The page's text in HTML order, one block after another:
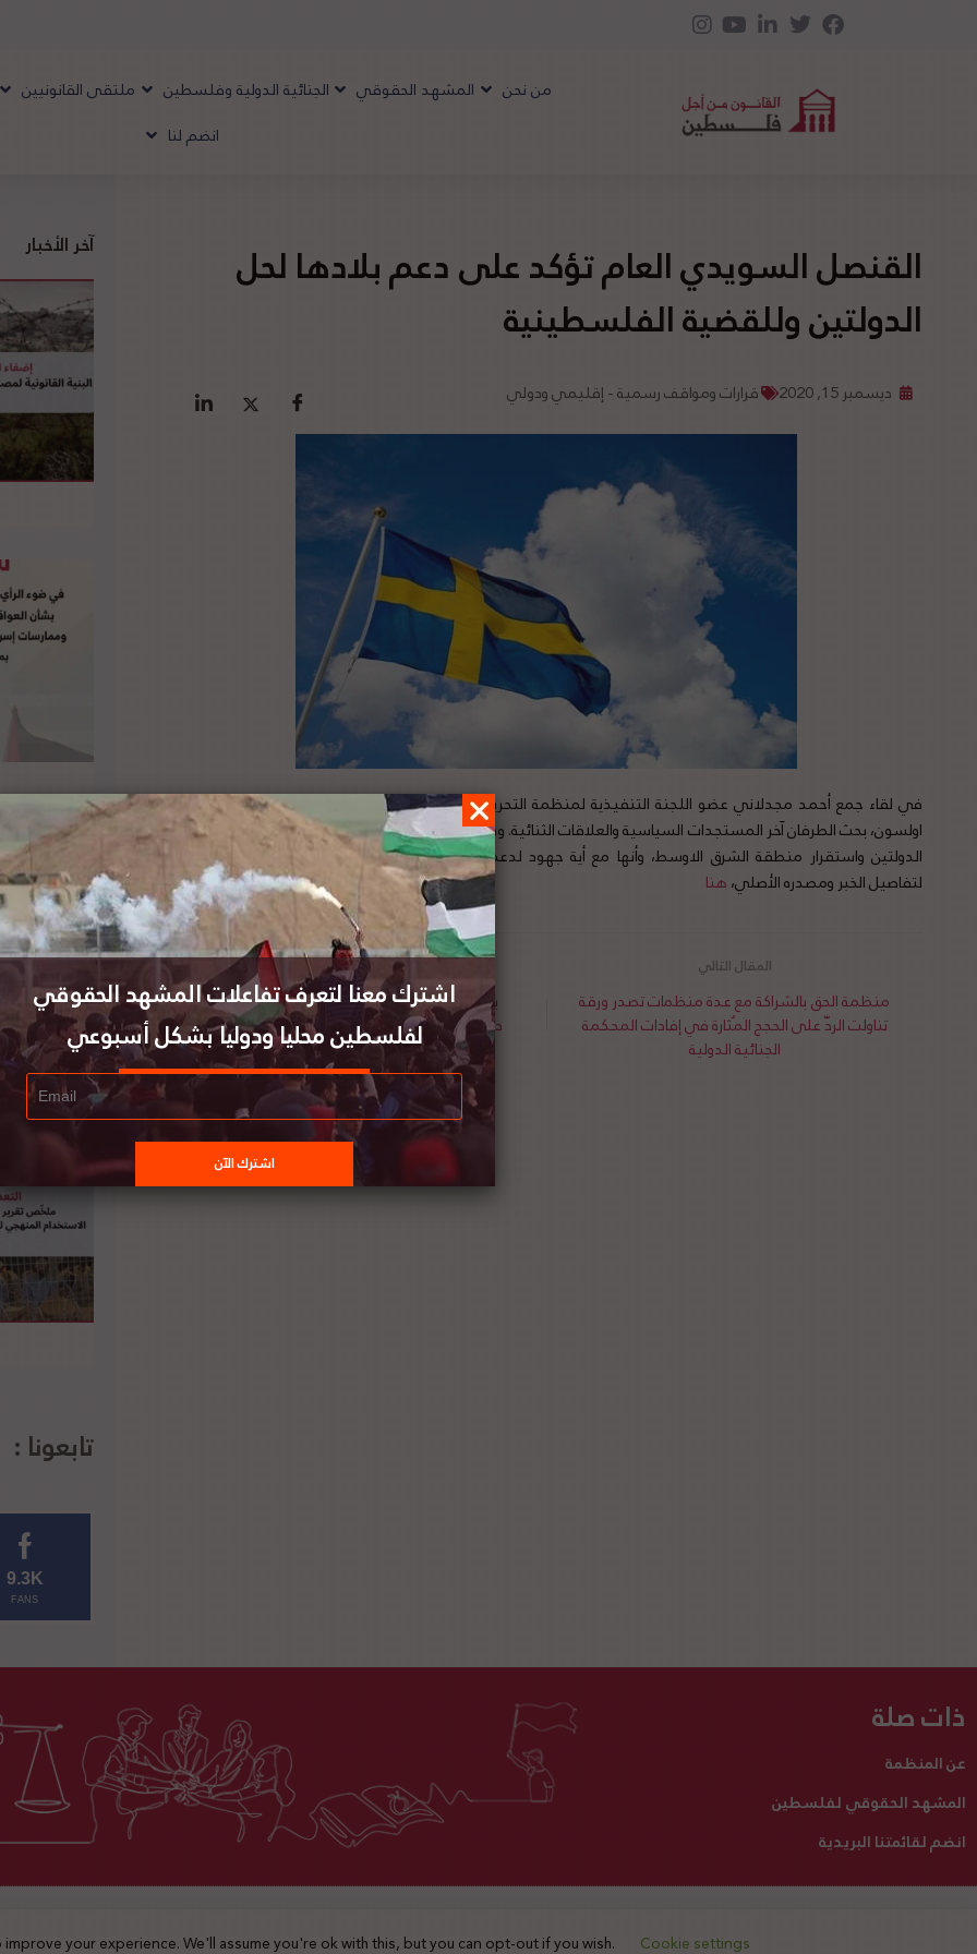
من نحن المشهد الحقوقي الجنائية الدولية وفلسطين ملتقى القانونيين
انضم لنا
القنصل السويدي العام تؤكد على دعم بلادها لحل
الدولتين وللقضية الفلسطينية
ديسمبر 15, 2020 قرارات ومواقف رسمية - إقليمي ودولي
في لقاء جمع أحمد مجدلاني عضو اللجنة التنفيذية لمنظمة التحرير الفلسطينية مع القنصل السويدي العام جيسيكا
اولسون، بحث الطرفان آخر المستجدات السياسية والعلاقات الثنائية. وفي اللقاء، أكدت جيسيكا اولسون أن بلادها تدعم حل
الدولتين واستقرار منطقة الشرق الاوسط، وأنها مع أية جهود لدعم العملية السياسية وفق قرارات الشرعية الدولية.
لتفاصيل الخبر ومصدره الأصلي،هنا
برلمانيون أوروبيون يوقعون رسالة تطالب بمنع
دخول بضائع المستوطنات إلى السوق الأوروبي
منظمة الحق بالشراكة مع عدة منظمات تصدر ورقة
تناولت الردّ على الحجج المُثارة في إفادات المحكمة
الجنائية الدولية
آخر الأخبار
تابعونا :
9.3K
FANS
ذات صلة
عن المنظمة
المشهد الحقوقي لفلسطين
انضم لقائمتنا البريدية
اتصل بنا تبرع لنا 2025 © جميع الحقوق محفوظة
your experience. We'll assume you're ok with this, but you can opt-out if you wish. Cookie settings
اشترك معنا لتعرف تفاعلات المشهد الحقوقي
لفلسطين محليا ودوليا بشكل أسبوعي